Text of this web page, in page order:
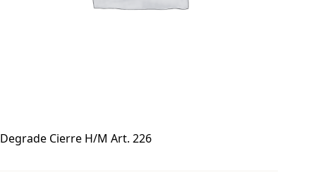
Degrade Cierre H/M Art. 226